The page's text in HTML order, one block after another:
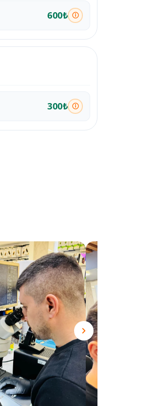
600₺
300₺